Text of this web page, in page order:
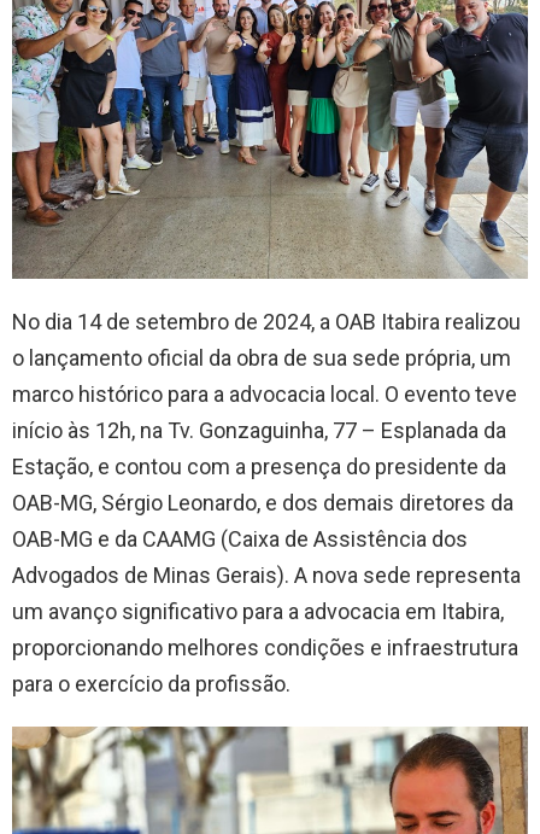
No dia 14 de setembro de 2024, a OAB Itabira realizou
o lançamento oficial da obra de sua sede própria, um
marco histórico para a advocacia local. O evento teve
início às 12h, na Tv. Gonzaguinha, 77 – Esplanada da
Estação, e contou com a presença do presidente da
OAB-MG, Sérgio Leonardo, e dos demais diretores da
OAB-MG e da CAAMG (Caixa de Assistência dos
Advogados de Minas Gerais). A nova sede representa
um avanço significativo para a advocacia em Itabira,
proporcionando melhores condições e infraestrutura
para o exercício da profissão.